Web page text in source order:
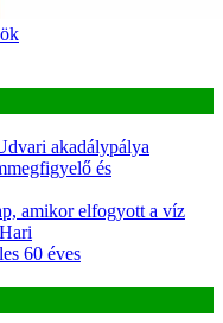
akadálypálya
és
amikor elfogyott a víz
60 éves